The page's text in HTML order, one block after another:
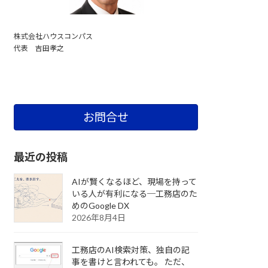
株式会社ハウスコンパス
代表 吉田孝之
お問合せ
最近の投稿
AIが賢くなるほど、現場を持って
いる人が有利になる─工務店のた
めのGoogle DX
2026年8月4日
工務店のAI検索対策、独自の記
事を書けと言われても。 ただ、